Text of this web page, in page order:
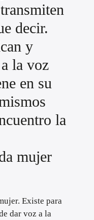
decir.
y
la voz
en su
la
mujer
Existe para
dar voz a la